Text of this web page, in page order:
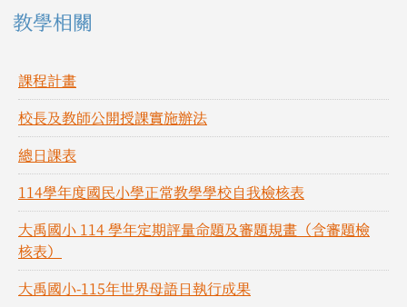
教學相關
課程計畫
校長及教師公開授課實施辦法
總日課表
114學年度國民小學正常教學學校自我檢核表
大禹國小 114 學年定期評量命題及審題規畫（含審題檢
核表）
大禹國小-115年世界母語日執行成果